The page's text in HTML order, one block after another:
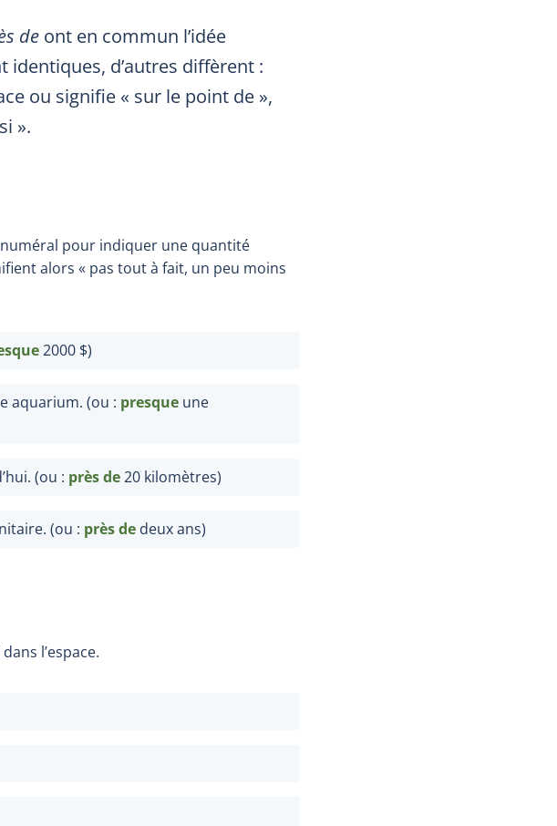
de ont en commun l’idée
identiques, d’autres diffèrent :
ou signifie « sur le point de »,
».
pour indiquer une quantité
alors « pas tout à fait, un peu moins
2000 $)
aquarium. (ou : presque une
(ou : près de20 kilomètres)
(ou : près de deux ans)
l’espace.